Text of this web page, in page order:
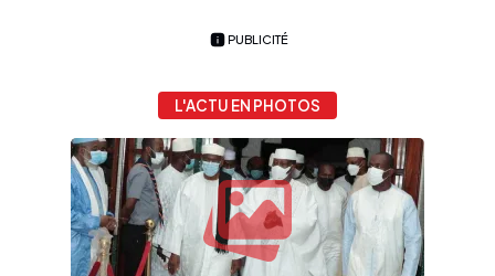
PUBLICITÉ
L'ACTU EN PHOTOS